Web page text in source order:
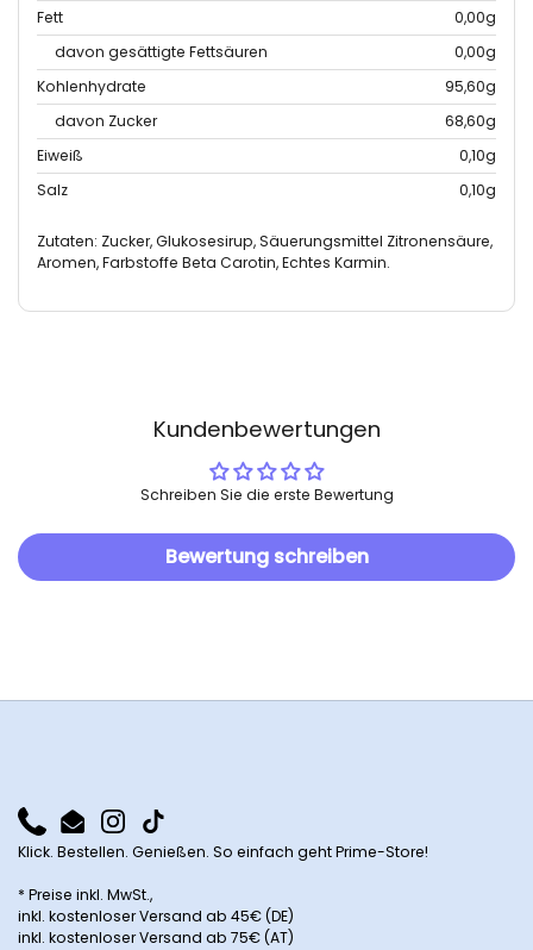
Fett
0,00g
davon gesättigte Fettsäuren
0,00g
Kohlenhydrate
95,60g
davon Zucker
68,60g
Eiweiß
0,10g
Salz
0,10g
Zutaten: Zucker, Glukosesirup, Säuerungsmittel Zitronensäure,
Aromen, Farbstoffe Beta Carotin, Echtes Karmin.
Kundenbewertungen
Schreiben Sie die erste Bewertung
Bewertung schreiben
PhoneEmail Instagram
TikTok
Klick. Bestellen. Genießen. So einfach geht Prime-Store!
* Preise inkl. MwSt.,
inkl. kostenloser Versand ab 45€ (DE)
inkl. kostenloser Versand ab 75€ (AT)